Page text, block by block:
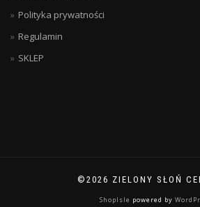
Polityka prywatności
Regulamin
SKLEP
©2026 ZIELONY SŁOŃ
ShopIsle powered by